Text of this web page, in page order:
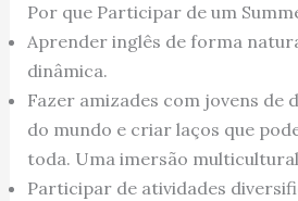
Por que Participar de um
Aprender inglês de forma
dinâmica.
Fazer amizades com jovens de
do mundo e criar laços que
toda. Uma imersão
Participar de atividades